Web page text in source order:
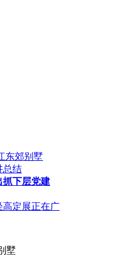
东郊别墅
总结
抓下层党建
高定展正在广
墅